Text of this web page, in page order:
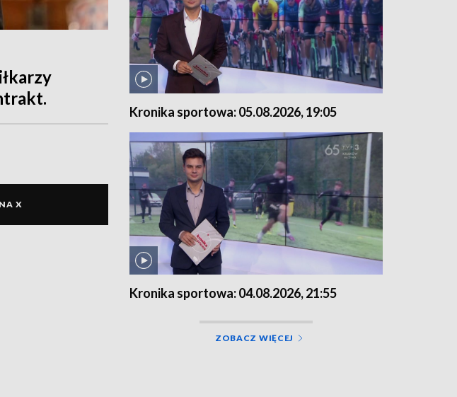
X
Kronika sportowa: 05.08.2026, 19:05
Kronika sportowa: 04.08.2026, 21:55
ZOBACZ WIĘCEJ